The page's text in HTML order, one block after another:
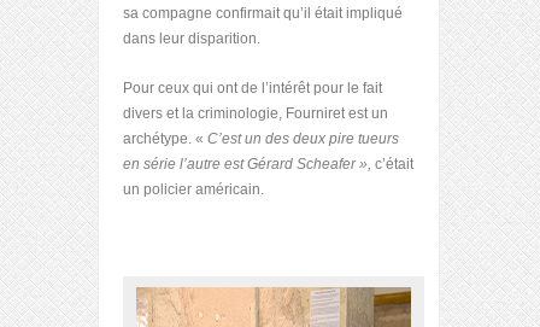
sa compagne confirmait qu’il était impliqué
dans leur disparition.
Pour ceux qui ont de l’intérêt pour le fait
divers et la criminologie, Fourniret est un
archétype. « C’est un des deux pire tueurs
en série l’autre est Gérard Scheafer », c’était
un policier américain.